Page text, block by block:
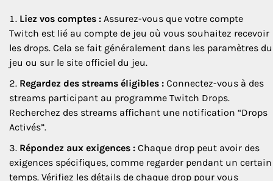
Liez vos comptes : Assurez-vous que votre compte
Twitch est lié au compte de jeu où vous souhaitez recevoir
les drops. Cela se fait généralement dans les paramètres du
jeu ou sur le site officiel du jeu.
Regardez des streams éligibles : Connectez-vous à des
streams participant au programme Twitch Drops.
Recherchez des streams affichant une notification “Drops
Activés”.
Répondez aux exigences : Chaque drop peut avoir des
exigences spécifiques, comme regarder pendant un certain
temps. Vérifiez les détails de chaque drop pour vous